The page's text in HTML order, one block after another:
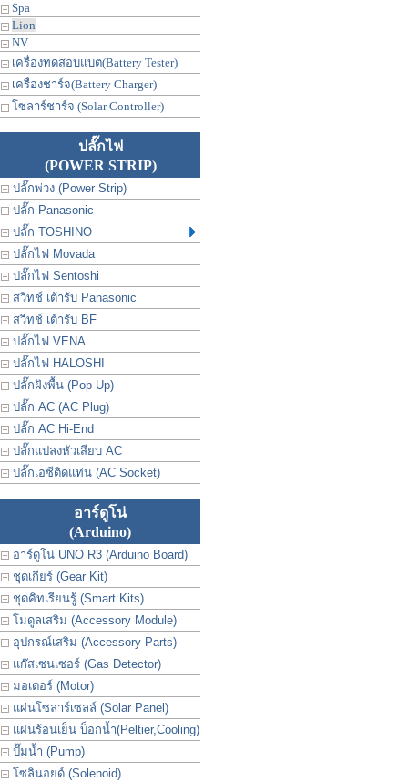
Spa
Lion
NV
เครื่องทดสอบแบต(Battery Tester)
เครื่องชาร์จ(Battery Charger)
โซลาร์ชาร์จ (Solar Controller)
ปลั๊กไฟ
(POWER STRIP)
ปลั๊กพ่วง (Power Strip)
ปลั๊ก Panasonic
ปลั๊ก TOSHINO
ปลั๊กไฟ Movada
ปลั๊กไฟ Sentoshi
สวิทช์ เต้ารับ Panasonic
สวิทช์ เต้ารับ BF
ปลั๊กไฟ VENA
ปลั๊กไฟ HALOSHI
ปลั๊กฝังพื้น (Pop Up)
ปลั๊ก AC (AC Plug)
ปลั๊ก AC Hi-End
ปลั๊กแปลงหัวเสียบ AC
ปลั๊กเอซีติดแท่น (AC Socket)
อาร์ดูโน่
(Arduino)
อาร์ดูโน่ UNO R3 (Arduino Board)
ชุดเกียร์ (Gear Kit)
ชุดคิทเรียนรู้ (Smart Kits)
โมดูลเสริม (Accessory Module)
อุปกรณ์เสริม (Accessory Parts)
แก๊สเซนเซอร์ (Gas Detector)
มอเตอร์ (Motor)
แผ่นโซลาร์เซลล์ (Solar Panel)
แผ่นร้อนเย็น บ็อกน้ำ(Peltier,Cooling)
ปั๊มน้ำ (Pump)
โซลินอยด์ (Solenoid)